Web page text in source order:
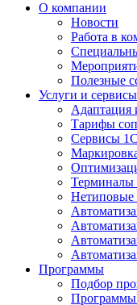
О компании
Новости
Работа в
Полезные
Услуги и сервисы
Адаптация
Тарифы
Сервисы 1С
Терминалы
Нетиповые
Программы
Подбор